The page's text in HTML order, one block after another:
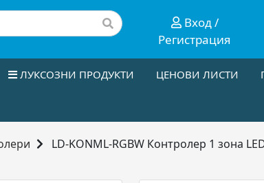
Вход /
Регистрация
ЛУКСОЗНИ ПРОДУКТИ ЦЕНОВИ ЛИСТИ
LD-KONML-RGBW Контролер 1 зона